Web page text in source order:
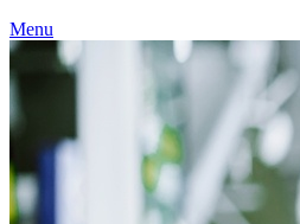
Menu